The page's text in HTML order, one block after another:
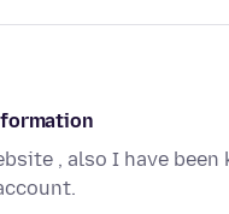
, also I have